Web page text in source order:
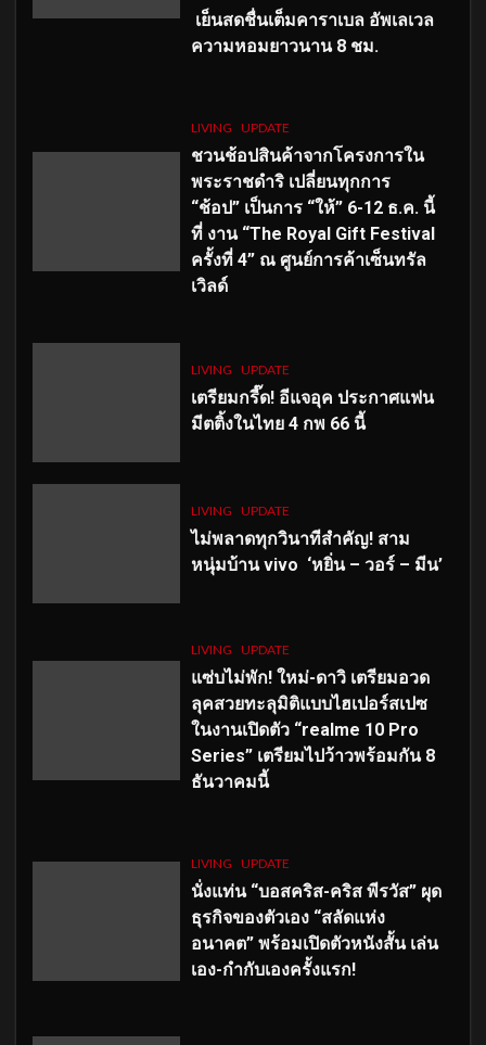
เย็นสดชื่นเต็มคาราเบล อัพเลเวล
ความหอมยาวนาน 8 ชม.
LIVING UPDATE
ชวนช้อปสินค้าจากโครงการใน
พระราชดำริ เปลี่ยนทุกการ
“ช้อป” เป็นการ “ให้” 6-12 ธ.ค. นี้
ที่ งาน “The Royal Gift Festival
ครั้งที่ 4” ณ ศูนย์การค้าเซ็นทรัล
เวิลด์
LIVING UPDATE
เตรียมกรี๊ด! อีแจอุค ประกาศแฟน
มีตติ้งในไทย 4 กพ 66 นี้
LIVING UPDATE
ไม่พลาดทุกวินาทีสำคัญ! สาม
หนุ่มบ้าน vivo ‘หยิ่น – วอร์ – มีน’
LIVING UPDATE
แซ่บไม่พัก! ใหม่-ดาวิ เตรียมอวด
ลุคสวยทะลุมิติแบบไฮเปอร์สเปซ
ในงานเปิดตัว “realme 10 Pro
Series” เตรียมไปว้าวพร้อมกัน 8
ธันวาคมนี้
LIVING UPDATE
นั่งแท่น “บอสคริส-คริส พีรวัส” ผุด
ธุรกิจของตัวเอง “สลัดแห่ง
อนาคต” พร้อมเปิดตัวหนังสั้น เล่น
เอง-กำกับเองครั้งแรก!